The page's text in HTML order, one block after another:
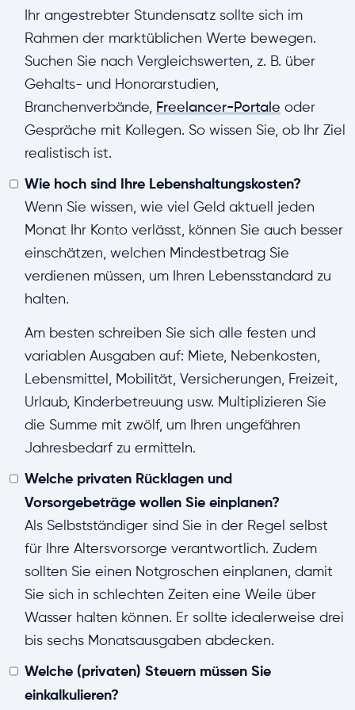
Ihr angestrebter Stundensatz sollte sich im
Rahmen der marktüblichen Werte bewegen.
Suchen Sie nach Vergleichswerten, z. B. über
Gehalts- und Honorarstudien,
Branchenverbände, Freelancer-Portale oder
Gespräche mit Kollegen. So wissen Sie, ob Ihr Ziel
realistisch ist.
Wie hoch sind Ihre Lebenshaltungskosten?
Wenn Sie wissen, wie viel Geld aktuell jeden
Monat Ihr Konto verlässt, können Sie auch besser
einschätzen, welchen Mindestbetrag Sie
verdienen müssen, um Ihren Lebensstandard zu
halten.
Am besten schreiben Sie sich alle festen und
variablen Ausgaben auf: Miete, Nebenkosten,
Lebensmittel, Mobilität, Versicherungen, Freizeit,
Urlaub, Kinderbetreuung usw. Multiplizieren Sie
die Summe mit zwölf, um Ihren ungefähren
Jahresbedarf zu ermitteln.
Welche privaten Rücklagen und
Vorsorgebeträge wollen Sie einplanen?
Als Selbstständiger sind Sie in der Regel selbst
für Ihre Altersvorsorge verantwortlich. Zudem
sollten Sie einen Notgroschen einplanen, damit
Sie sich in schlechten Zeiten eine Weile über
Wasser halten können. Er sollte idealerweise drei
bis sechs Monatsausgaben abdecken.
Welche (privaten) Steuern müssen Sie
einkalkulieren?